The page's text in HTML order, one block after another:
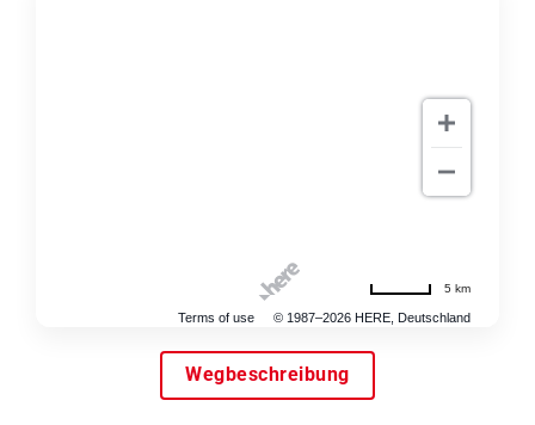
Terms of use © 1987–2026 HERE, Deutschland
5 km
Wegbeschreibung